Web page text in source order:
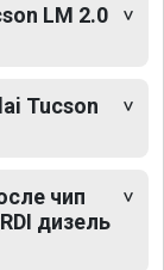
LM 2.0
Tucson
чип
дизель